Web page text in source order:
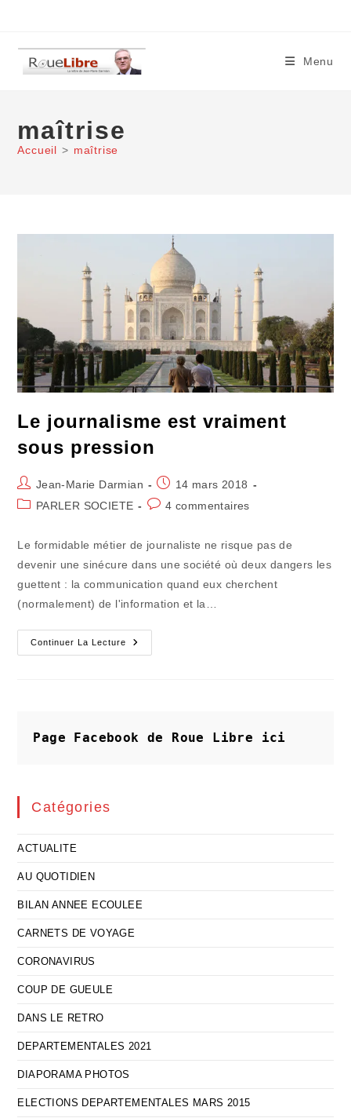
content
Menu
maîtrise
Accueil > maîtrise
Le journalisme est vraiment
sous pression
Auteur/autrice
de
Jean-Marie Darmian
Publication
publiée :
14 mars 2018
PostPARLER SOCIETE
Commentaires
publication :
4 commentaires
Le formidable métier de journaliste ne risque pas de
devenir une sinécure dans une société où deux dangers les
guettent : la communication quand eux cherchent
(normalement) de l'information et la…
Continuer La Lecture
Le
Journalisme
Page Facebook de Roue Libre ici
Catégories
ACTUALITE
AU QUOTIDIEN
BILAN ANNEE ECOULEE
CARNETS DE VOYAGE
CORONAVIRUS
COUP DE GUEULE
DANS LE RETRO
DEPARTEMENTALES 2021
DIAPORAMA PHOTOS
ELECTIONS DEPARTEMENTALES MARS 2015